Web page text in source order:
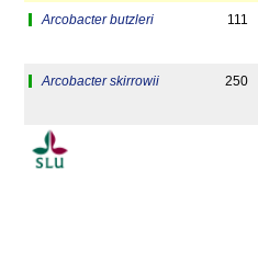
Arcobacter butzleri 111
Arcobacter skirrowii 250